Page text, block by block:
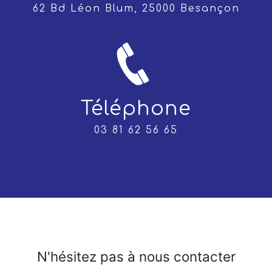
62 Bd Léon Blum, 25000 Besançon
Téléphone
03 81 62 56 65
N'hésitez pas à nous contacter